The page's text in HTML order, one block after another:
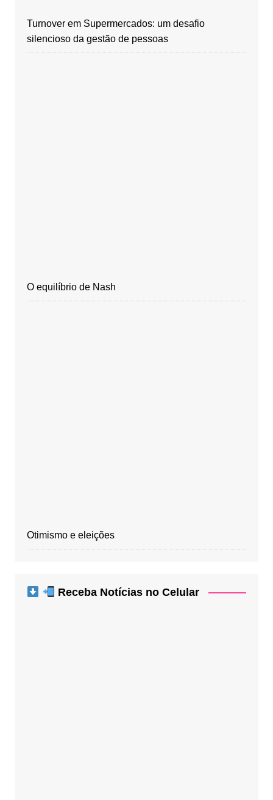
Turnover em Supermercados: um desafio
silencioso da gestão de pessoas
O equilíbrio de Nash
Otimismo e eleições
Receba Notícias no Celular